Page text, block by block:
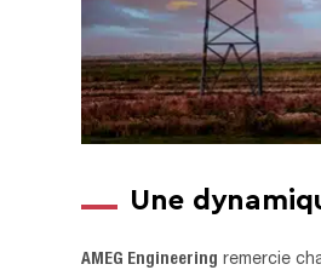
Une
AMEG Engineering remercie